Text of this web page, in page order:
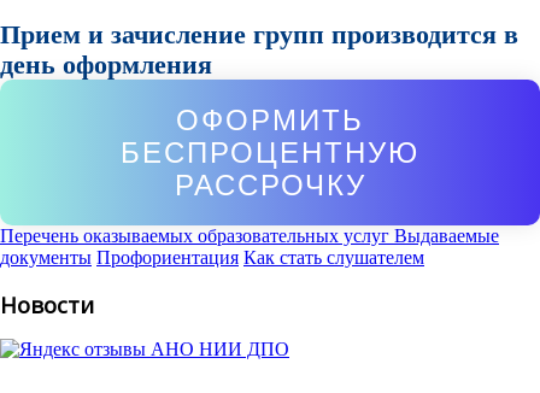
Прием и зачисление групп производится в
день оформления
ОФОРМИТЬ
БЕСПРОЦЕНТНУЮ
РАССРОЧКУ
Перечень оказываемых образовательных услуг Выдаваемые
документы Профориентация Как стать слушателем
Новости